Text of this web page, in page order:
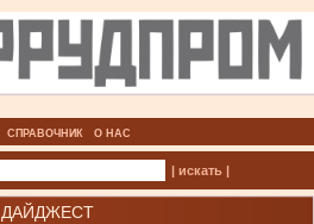
СПРАВОЧНИК О НАС
| искать |
ДАЙДЖЕСТ